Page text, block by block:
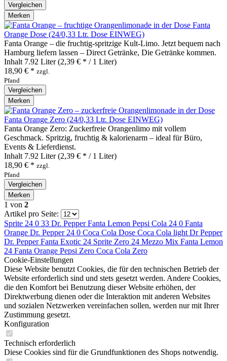
Vergleichen
Merken
Fanta
Orange Dose (24/0,33 Ltr. Dose EINWEG)
Fanta Orange – die fruchtig‑spritzige Kult‑Limo. Jetzt bequem nach
Hamburg liefern lassen – Direct Getränke, Die Getränke kommen.
Inhalt 7.92 Liter(2,39 € * / 1 Liter)
18,90 € * zzgl.
Pfand
Vergleichen
Merken
Fanta Orange Zero (24/0,33 Ltr. Dose EINWEG)
Fanta Orange Zero: Zuckerfreie Orangenlimo mit vollem
Geschmack. Spritzig, fruchtig & kalorienarm – ideal für Büro,
Events & Lieferdienst.
Inhalt 7.92 Liter(2,39 € * / 1 Liter)
18,90 € * zzgl.
Pfand
Vergleichen
Merken
1 von 2
Artikel pro Seite:
Sprite 24 0 33 Dr. PepperFanta Lemon Pepsi Cola 24 0 Fanta
Orange Dr. Pepper 24 0 Coca Cola Dose Coca Cola light Dr Pepper
Dr. PepperFanta Exotic 24 Sprite Zero 24 Mezzo Mix Fanta Lemon
24 Fanta Orange Pepsi Zero Coca Cola Zero
Cookie-Einstellungen
Diese Website benutzt Cookies, die für den technischen Betrieb der
Website erforderlich sind und stets gesetzt werden. Andere Cookies,
die den Komfort bei Benutzung dieser Website erhöhen, der
Direktwerbung dienen oder die Interaktion mit anderen Websites
und sozialen Netzwerken vereinfachen sollen, werden nur mit Ihrer
Zustimmung gesetzt.
Konfiguration
Technisch erforderlich
Diese Cookies sind für die Grundfunktionen des Shops notwendig.